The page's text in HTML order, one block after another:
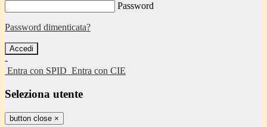
Password
Password dimenticata?
-
Entra con SPID Entra con CIE
Seleziona utente
button close ×